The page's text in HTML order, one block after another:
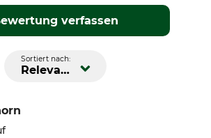
verfassen
Sortiert nach:
Relevanz